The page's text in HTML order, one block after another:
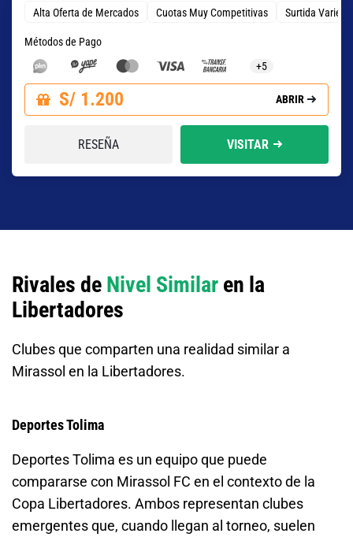
Alta Oferta de Mercados Cuotas Muy Competitivas Surtida
Métodos de Pago
+5
S/ 1.200 ABRIR
RESEÑA VISITAR
Rivales de Nivel Similar en la
Libertadores
Clubes que comparten una realidad similar a
Mirassol en la Libertadores.
Deportes Tolima
Deportes Tolima es un equipo que puede
compararse con Mirassol FC en el contexto de la
Copa Libertadores. Ambos representan clubes
emergentes que, cuando llegan al torneo, suelen